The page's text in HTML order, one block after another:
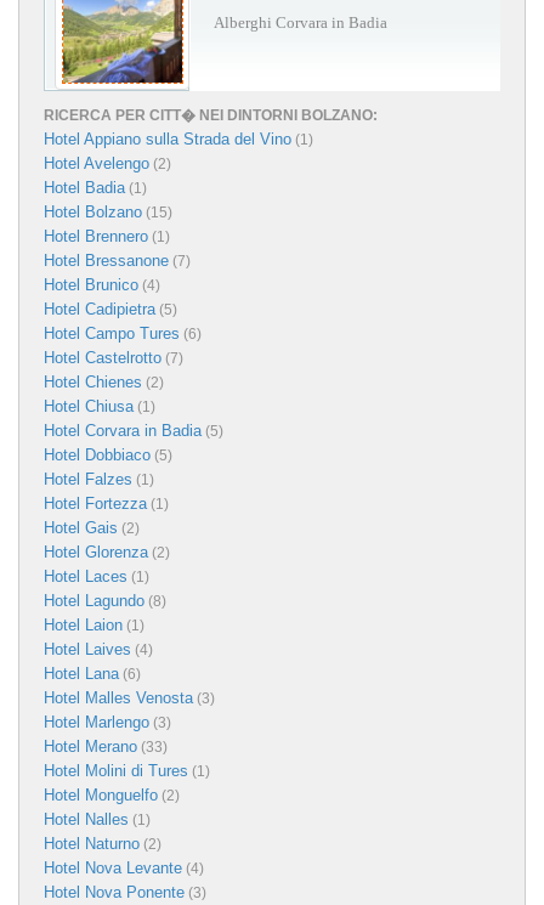
Alberghi Corvara in Badia
RICERCA PER CITT� NEI DINTORNI BOLZANO:
Hotel Appiano sulla Strada del Vino (1)
Hotel Avelengo (2)
Hotel Badia(1)
Hotel Bolzano (15)
Hotel Brennero (1)
Hotel Bressanone (7)
Hotel Brunico (4)
Hotel Cadipietra(5)
Hotel Campo Tures (6)
Hotel Castelrotto (7)
Hotel Chienes (2)
Hotel Chiusa(1)
Hotel Corvara in Badia(5)
Hotel Dobbiaco (5)
Hotel Falzes (1)
Hotel Fortezza(1)
Hotel Gais (2)
Hotel Glorenza(2)
Hotel Laces (1)
Hotel Lagundo (8)
Hotel Laion (1)
Hotel Laives (4)
Hotel Lana(6)
Hotel Malles Venosta(3)
Hotel Marlengo (3)
Hotel Merano (33)
Hotel Molini di Tures (1)
Hotel Monguelfo (2)
Hotel Nalles (1)
Hotel Naturno (2)
Hotel Nova Levante (4)
Hotel Nova Ponente (3)